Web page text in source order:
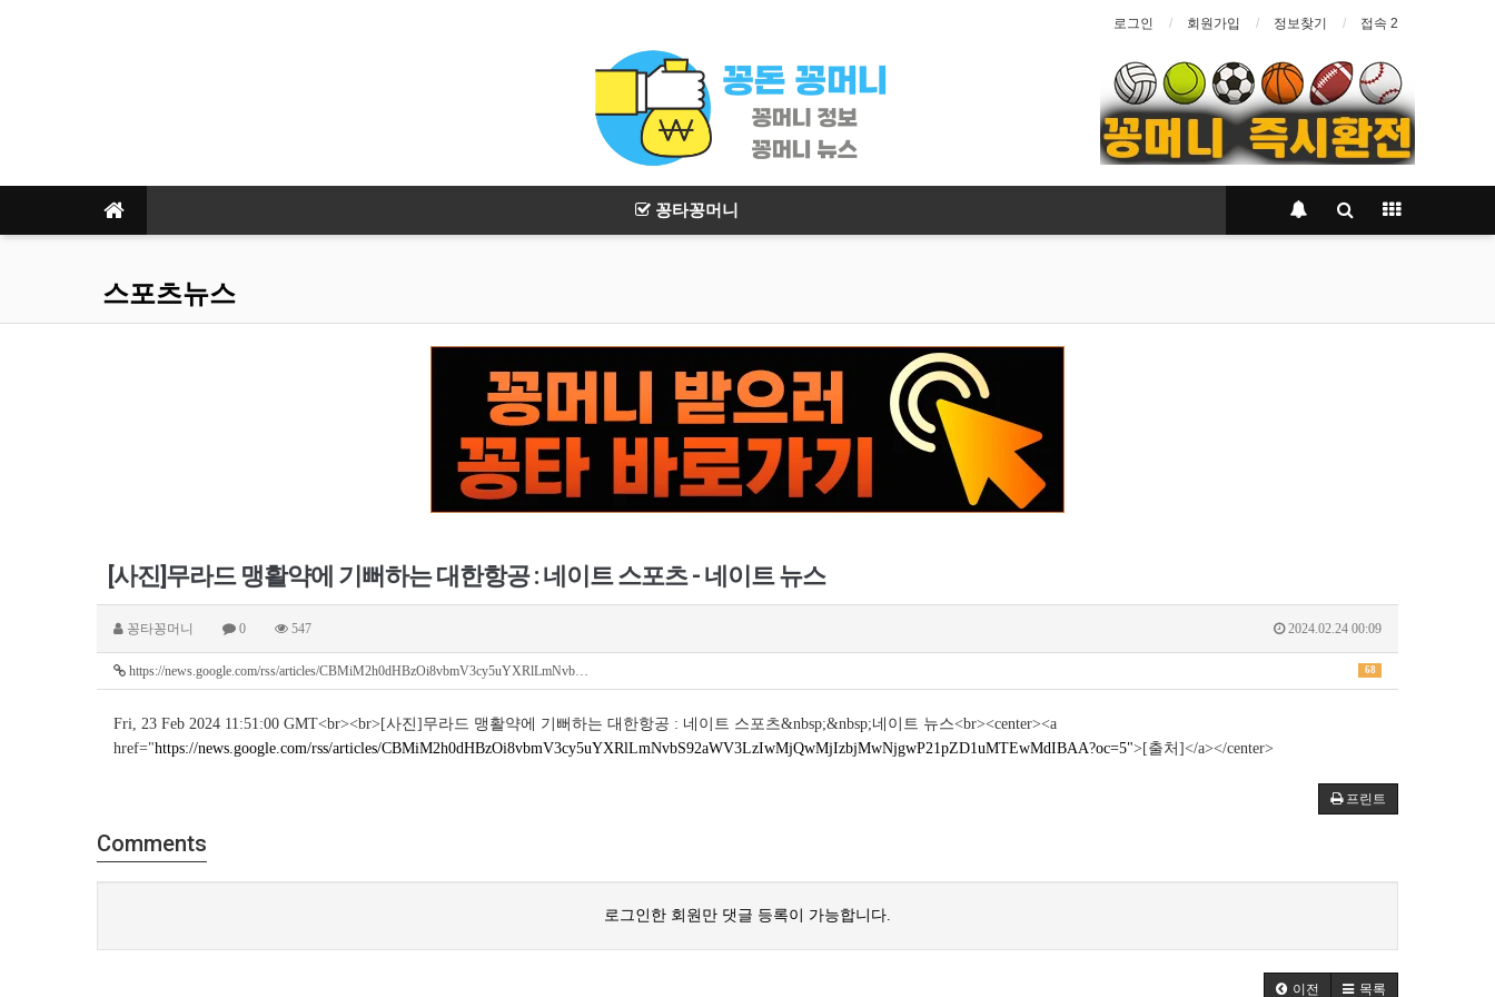
로그인 회원가입 정보찾기 접속 2
꽁타꽁머니
스포츠뉴스
[사진]무라드 맹활약에 기뻐하는 대한항공 : 네이트 스포츠 - 네이트 뉴스
꽁타꽁머니 0 547 2024.02.24 00:09
68
https://news.google.com/rss/articles/CBMiM2h0dHBzOi8vbmV3cy5uYXRlLmNvb…
Fri, 23 Feb 2024 11:51:00 GMT<br><br>[사진]무라드 맹활약에 기뻐하는 대한항공 : 네이트 스포츠&nbsp;&nbsp;네이트 뉴스<br><center><a
href="https://news.google.com/rss/articles/CBMiM2h0dHBzOi8vbmV3cy5uYXRlLmNvbS92aWV3LzIwMjQwMjIzbjMwNjgwP21pZD1uMTEwMdIBAA?oc=5">[출처]</a></center>
프린트
Comments
로그인한 회원만 댓글 등록이 가능합니다.
이전 목록